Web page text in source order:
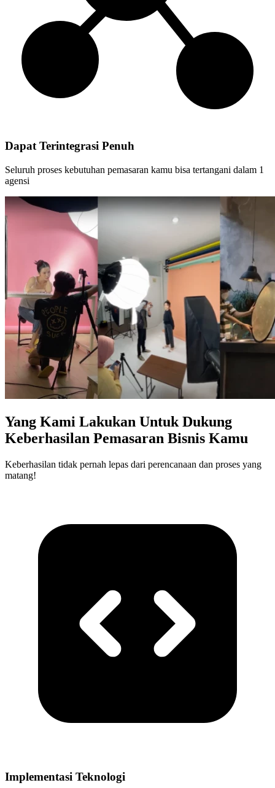
Dapat Terintegrasi Penuh
Seluruh proses kebutuhan pemasaran kamu bisa tertangani dalam 1
agensi
Yang Kami Lakukan Untuk Dukung
Keberhasilan Pemasaran Bisnis Kamu
Keberhasilan tidak pernah lepas dari perencanaan dan proses yang
matang!
Implementasi Teknologi